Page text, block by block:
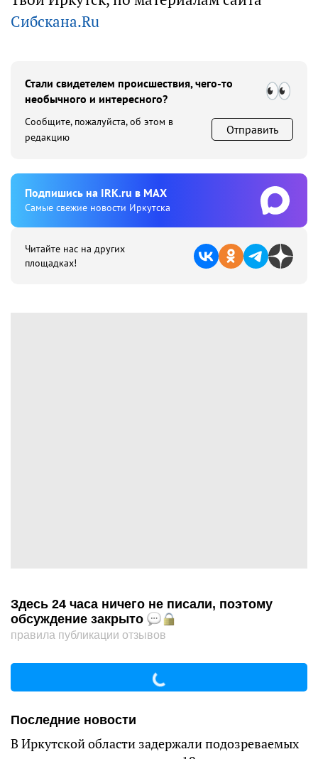
Сибскана.Ru
Стали свидетелем происшествия, чего-то
необычного и интересного?
Сообщите, пожалуйста, об этом в
редакцию
Отправить
Подпишиcь на IRK.ru в MAX
Cамые свежие новости Иркутска
Читайте нас на других
площадках!
Здесь 24 часа ничего не писали, поэтому
обсуждение закрыто
правила публикации отзывов
Последние новости
В Иркутской области задержали подозреваемых